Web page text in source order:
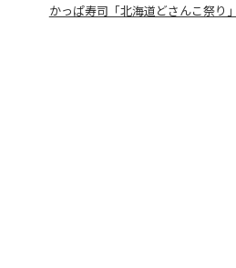
かっぱ寿司「北海道どさんこ祭り